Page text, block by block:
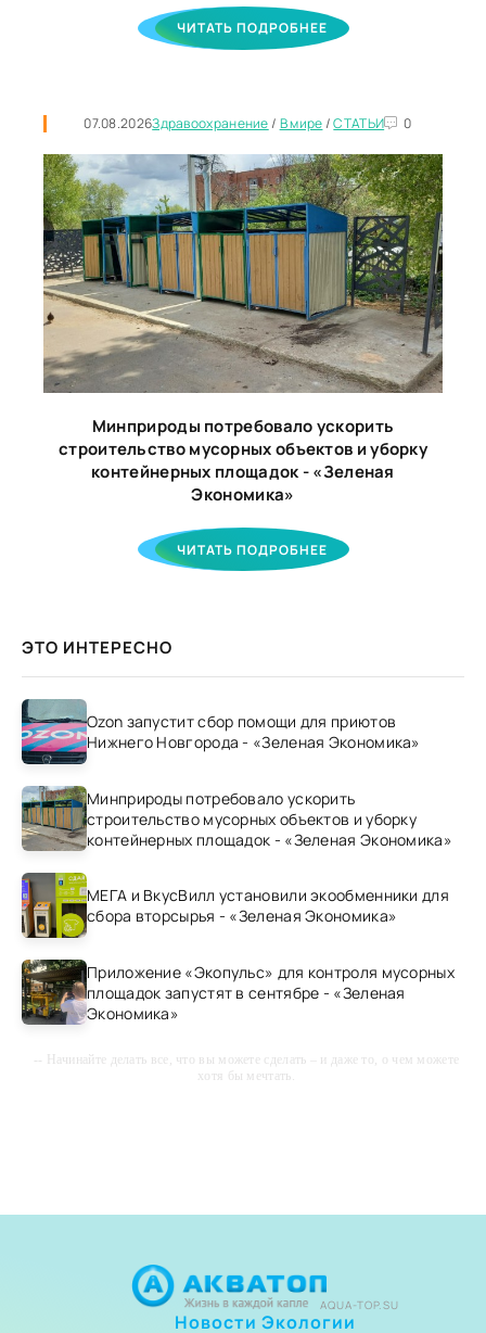
ЧИТАТЬ ПОДРОБНЕЕ
07.08.2026Здравоохранение/ В мире/СТАТЬИ 0
Минприроды потребовало ускорить
строительство мусорных объектов и уборку
контейнерных площадок - «Зеленая
Экономика»
ЧИТАТЬ ПОДРОБНЕЕ
ЭТО ИНТЕРЕСНО
Ozon запустит сбор помощи для приютов
Нижнего Новгорода - «Зеленая Экономика»
Минприроды потребовало ускорить
строительство мусорных объектов и уборку
контейнерных площадок - «Зеленая Экономика»
МЕГА и ВкусВилл установили экообменники для
сбора вторсырья - «Зеленая Экономика»
Приложение «Экопульс» для контроля мусорных
площадок запустят в сентябре - «Зеленая
Экономика»
-- Начинайте делать все, что вы можете сделать – и даже то, о чем можете
хотя бы мечтать.
-- Лучшее, что можно сделать с хорошим советом, это пропустить его
мимо ушей. Он никогда не бывает полезен никому, кроме того, кто его
дал.
Новости Экологии
AQUA-TOP.SU